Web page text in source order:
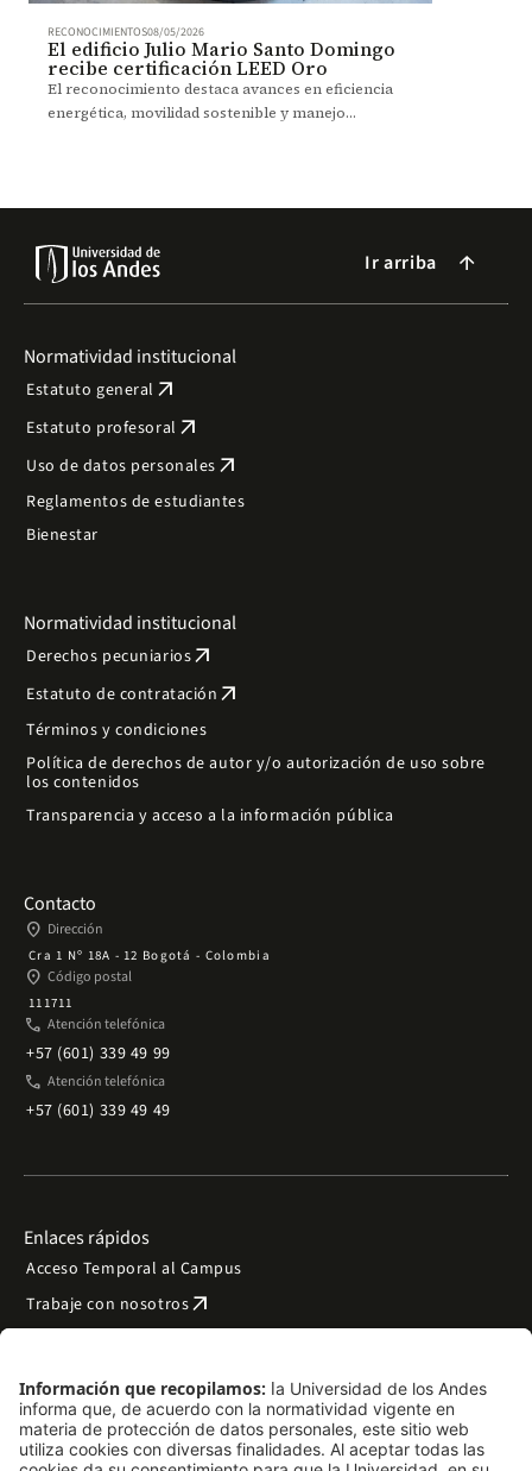
RECONOCIMIENTOS08/05/2026
El edificio Julio Mario Santo Domingo
recibe certificación LEED Oro
El reconocimiento destaca avances en eficiencia
energética, movilidad sostenible y manejo
Ir arriba arrow_forward
Normatividad institucional
Estatuto general arrow_outward
Estatuto profesoral arrow_outward
Uso de datos personales arrow_outward
Reglamentos de estudiantes
Bienestar
Normatividad institucional
Derechos pecuniariosarrow_outward
Estatuto de contratación arrow_outward
Términos y condiciones
Política de derechos de autor y/o autorización de uso sobre
los contenidos
Transparencia y acceso a la información pública
Contacto
place Dirección
Cra 1 Nº 18A - 12 Bogotá - Colombia
place Código postal
111711
phone Atención telefónica
+57 (601) 339 49 99
phone Atención telefónica
+57 (601) 339 49 49
Enlaces rápidos
Acceso Temporal al Campus
Trabaje con nosotrosarrow_outward
Preguntas frecuentes
Filantropía y donacionesarrow_outward
Mapa del sitio arrow_outward